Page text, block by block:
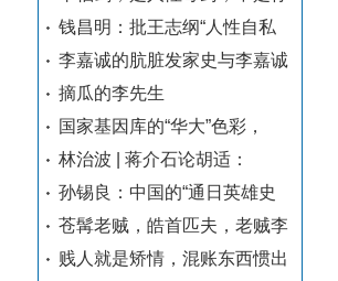
钱昌明：批王志纲“人性自私
李嘉诚的肮脏发家史与李嘉诚
摘瓜的李先生
国家基因库的“华大”色彩，
林治波 | 蒋介石论胡适：
孙锡良：中国的“通日英雄史
苍髯老贼，皓首匹夫，老贼李
贱人就是矫情，混账东西惯出